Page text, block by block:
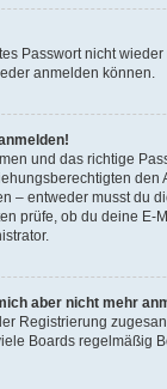
Passwort nicht
anmelden können.
und das richtige
– entweder musst du
prüfe, ob du deine
aber nicht mehr
Registrierung
Boards regelmäßig